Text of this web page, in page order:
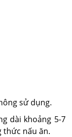
sử dụng.
dài khoảng 5-7
thức nấu ăn.